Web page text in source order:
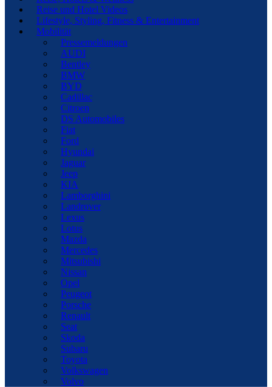
Reise und Hotel Videos
Lifestyle, Styling, Fitness & Entertainment
Mobilität
Pressemeldungen
AUDI
Bentley
BMW
BYD
Cadillac
Citroen
DS Automobiles
Fiat
Ford
Hyundai
Jaguar
Jeep
KIA
Lamborghini
Landrover
Lexus
Lotus
Mazda
Mercedes
Mitsubishi
Nissan
Opel
Peugeot
Porsche
Renault
Seat
Skoda
Subaru
Toyota
Volkswagen
Volvo